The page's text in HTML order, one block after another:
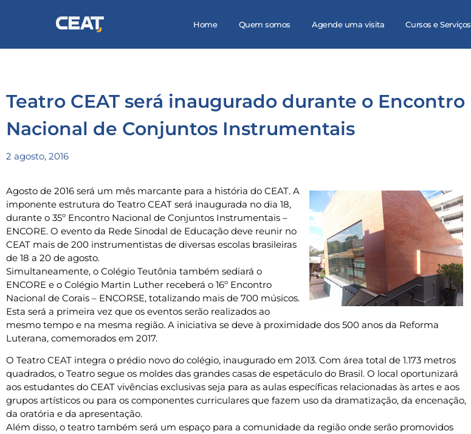
Home Quem somos Agende uma visita Cursos e Serviços
Teatro CEAT será inaugurado durante o Encontro
Nacional de Conjuntos Instrumentais
2 agosto, 2016
Agosto de 2016 será um mês marcante para a história do CEAT. A
imponente estrutura do Teatro CEAT será inaugurada no dia 18,
durante o 35º Encontro Nacional de Conjuntos Instrumentais –
ENCORE. O evento da Rede Sinodal de Educação deve reunir no
CEAT mais de 200 instrumentistas de diversas escolas brasileiras
de 18 a 20 de agosto.
Simultaneamente, o Colégio Teutônia também sediará o
ENCORE e o Colégio Martin Luther receberá o 16º Encontro
Nacional de Corais – ENCORSE, totalizando mais de 700 músicos.
Esta será a primeira vez que os eventos serão realizados ao
mesmo tempo e na mesma região. A iniciativa se deve à proximidade dos 500 anos da Reforma
Luterana, comemorados em 2017.
O Teatro CEAT integra o prédio novo do colégio, inaugurado em 2013. Com área total de 1.173 metros
quadrados, o Teatro segue os moldes das grandes casas de espetáculo do Brasil. O local oportunizará
aos estudantes do CEAT vivências exclusivas seja para as aulas específicas relacionadas às artes e aos
grupos artísticos ou para os componentes curriculares que fazem uso da dramatização, da encenação,
da oratória e da apresentação.
Além disso, o teatro também será um espaço para a comunidade da região onde serão promovidos